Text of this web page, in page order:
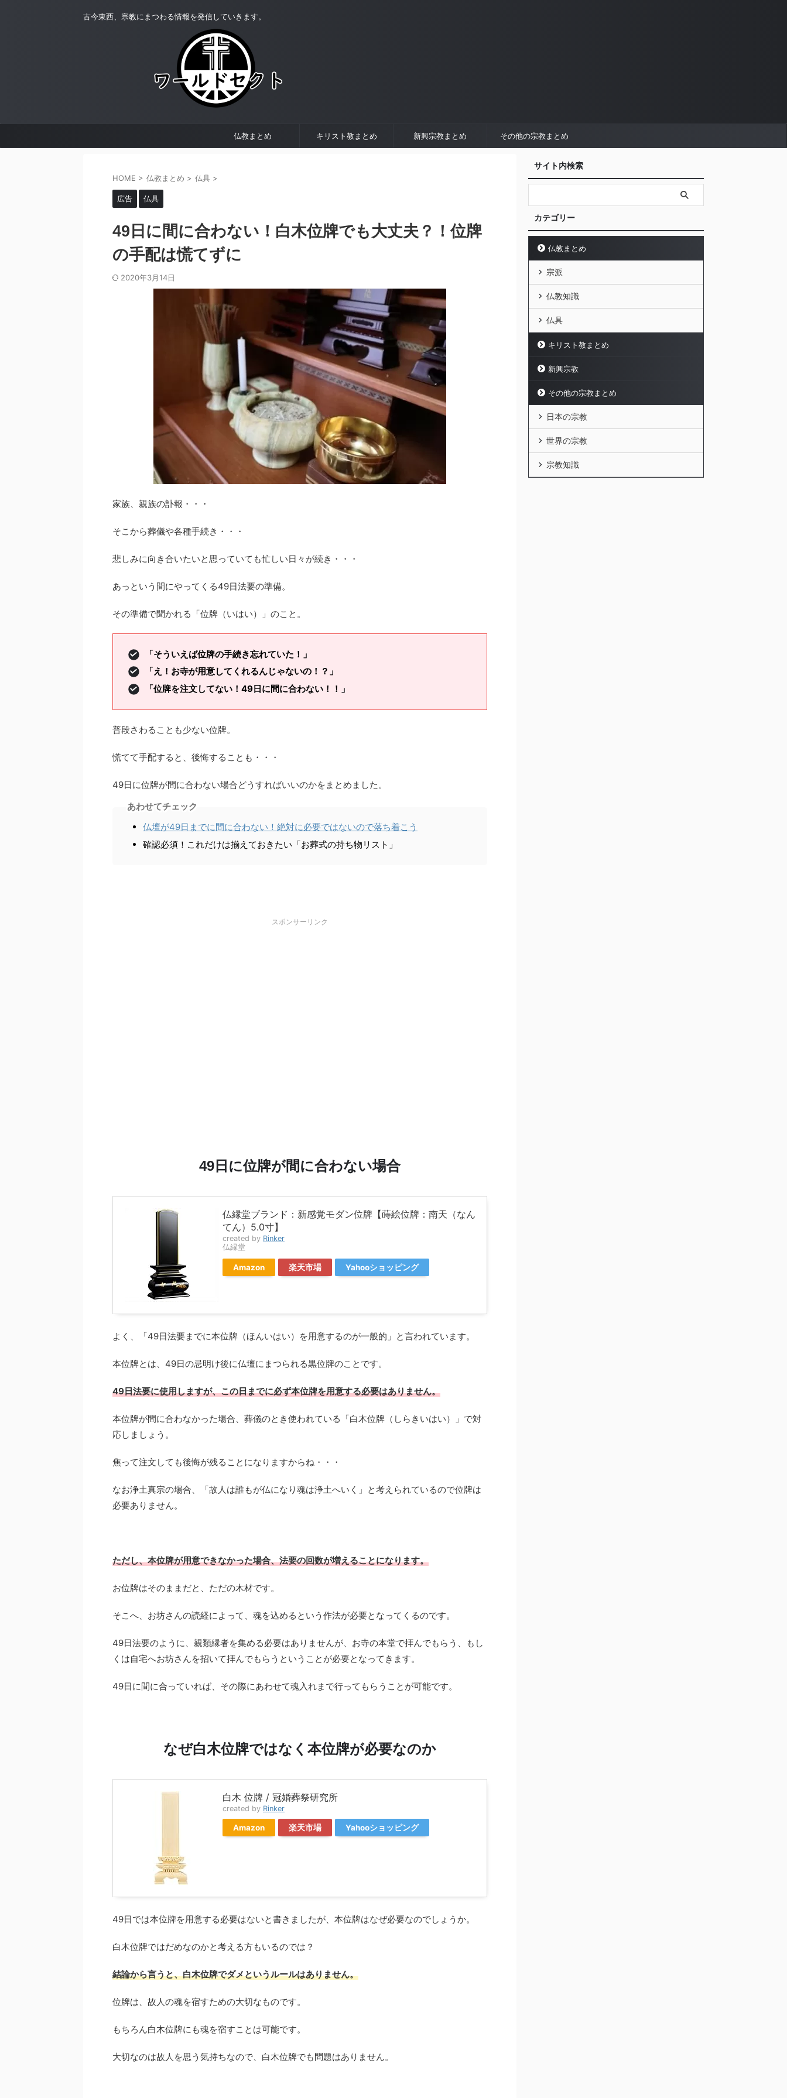
古今東西、宗教にまつわる情報を発信していきます。
仏教まとめ キリスト教まとめ 新興宗教まとめ その他の宗教まとめ
HOME > 仏教まとめ > 仏具 >
広告 仏具
49日に間に合わない！白木位牌でも大丈夫？！位牌
の手配は慌てずに
2020年3月14日
家族、親族の訃報・・・
そこから葬儀や各種手続き・・・
悲しみに向き合いたいと思っていても忙しい日々が続き・・・
あっという間にやってくる49日法要の準備。
その準備で聞かれる「位牌（いはい）」のこと。
「そういえば位牌の手続き忘れていた！」
「え！お寺が用意してくれるんじゃないの！？」
「位牌を注文してない！49日に間に合わない！！」
普段さわることも少ない位牌。
慌てて手配すると、後悔することも・・・
49日に位牌が間に合わない場合どうすればいいのかをまとめました。
あわせてチェック
仏壇が49日までに間に合わない！絶対に必要ではないので落ち着こう
確認必須！これだけは揃えておきたい「お葬式の持ち物リスト」
スポンサーリンク
49日に位牌が間に合わない場合
仏縁堂ブランド：新感覚モダン位牌【蒔絵位牌：南天（なん
てん）5.0寸】
created by Rinker
仏縁堂
Amazon 楽天市場 Yahooショッピング
よく、「49日法要までに本位牌（ほんいはい）を用意するのが一般的」と言われています。
本位牌とは、49日の忌明け後に仏壇にまつられる黒位牌のことです。
49日法要に使用しますが、この日までに必ず本位牌を用意する必要はありません。
本位牌が間に合わなかった場合、葬儀のとき使われている「白木位牌（しらきいはい）」で対
応しましょう。
焦って注文しても後悔が残ることになりますからね・・・
なお浄土真宗の場合、「故人は誰もが仏になり魂は浄土へいく」と考えられているので位牌は
必要ありません。
ただし、本位牌が用意できなかった場合、法要の回数が増えることになります。
お位牌はそのままだと、ただの木材です。
そこへ、お坊さんの読経によって、魂を込めるという作法が必要となってくるのです。
49日法要のように、親類縁者を集める必要はありませんが、お寺の本堂で拝んでもらう、もし
くは自宅へお坊さんを招いて拝んでもらうということが必要となってきます。
49日に間に合っていれば、その際にあわせて魂入れまで行ってもらうことが可能です。
なぜ白木位牌ではなく本位牌が必要なのか
白木 位牌 / 冠婚葬祭研究所
created by Rinker
Amazon 楽天市場 Yahooショッピング
49日では本位牌を用意する必要はないと書きましたが、本位牌はなぜ必要なのでしょうか。
白木位牌ではだめなのかと考える方もいるのでは？
結論から言うと、白木位牌でダメというルールはありません。
位牌は、故人の魂を宿すための大切なものです。
もちろん白木位牌にも魂を宿すことは可能です。
大切なのは故人を思う気持ちなので、白木位牌でも問題はありません。
サイト内検索
カテゴリー
仏教まとめ
宗派
仏教知識
仏具
キリスト教まとめ
新興宗教
その他の宗教まとめ
日本の宗教
世界の宗教
宗教知識